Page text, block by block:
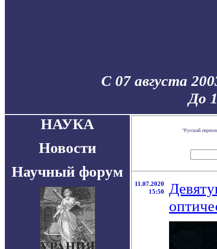
С 07 августа
До
НАУКА
Новости
Научный форум
"Русский
11.07.2020
15:50